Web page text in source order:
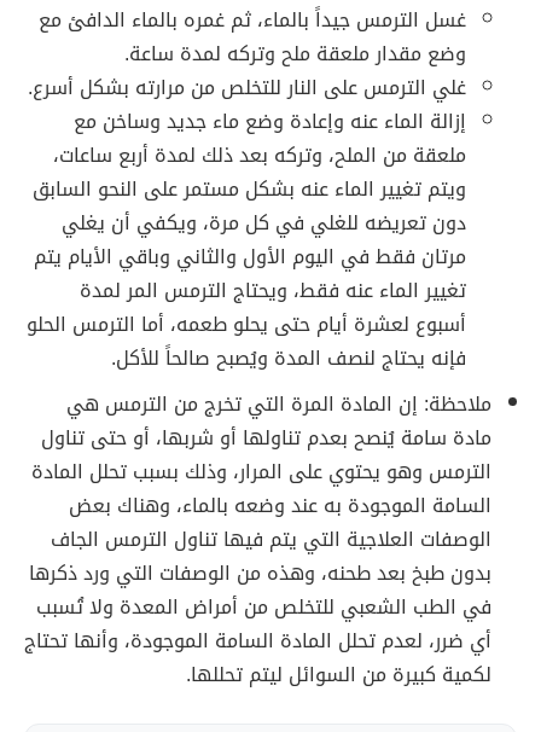
غسل الترمس جيداً بالماء، ثم غمره بالماء الدافئ مع
وضع مقدار ملعقة ملح وتركه لمدة ساعة.
غلي الترمس على النار للتخلص من مرارته بشكل أسرع.
إزالة الماء عنه وإعادة وضع ماء جديد وساخن مع
ملعقة من الملح، وتركه بعد ذلك لمدة أربع ساعات،
ويتم تغيير الماء عنه بشكل مستمر على النحو السابق
دون تعريضه للغلي في كل مرة، ويكفي أن يغلي
مرتان فقط في اليوم الأول والثاني وباقي الأيام يتم
تغيير الماء عنه فقط، ويحتاج الترمس المر لمدة
أسبوع لعشرة أيام حتى يحلو طعمه، أما الترمس الحلو
فإنه يحتاج لنصف المدة ويُصبح صالحاً للأكل.
ملاحظة: إن المادة المرة التي تخرج من الترمس هي
مادة سامة يُنصح بعدم تناولها أو شربها، أو حتى تناول
الترمس وهو يحتوي على المرار، وذلك بسبب تحلل المادة
السامة الموجودة به عند وضعه بالماء، وهناك بعض
الوصفات العلاجية التي يتم فيها تناول الترمس الجاف
بدون طبخ بعد طحنه، وهذه من الوصفات التي ورد ذكرها
في الطب الشعبي للتخلص من أمراض المعدة ولا تُسبب
أي ضرر، لعدم تحلل المادة السامة الموجودة، وأنها تحتاج
لكمية كبيرة من السوائل ليتم تحللها.